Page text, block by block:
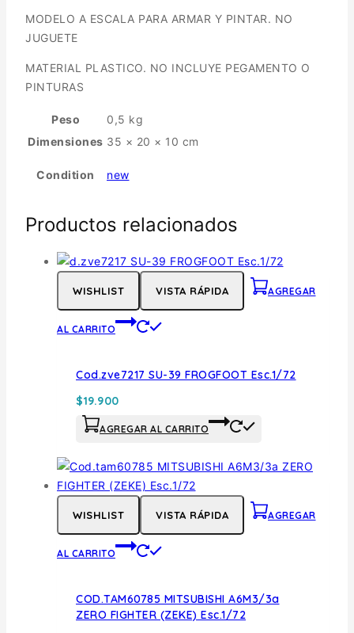
MODELO A ESCALA PARA ARMAR Y PINTAR. NO
JUGUETE
MATERIAL PLASTICO. NO INCLUYE PEGAMENTO O
PINTURAS
Peso
0,5 kg
Dimensiones 35 × 20 × 10 cm
Condition new
Productos relacionados
WISHLIST VISTA RÁPIDA AGREGAR
AL CARRITO
Cod.zve7217 SU-39 FROGFOOT Esc.1/72
$19.900
AGREGAR AL CARRITO
WISHLIST VISTA RÁPIDA AGREGAR
AL CARRITO
COD.TAM60785 MITSUBISHI A6M3/3a
ZERO FIGHTER (ZEKE) Esc.1/72